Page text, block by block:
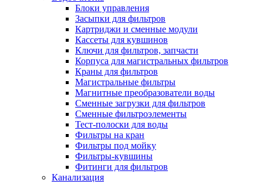
Полезные статьи
Новости и Акции
Оплата и доставка
Сервис-центр
Блоки управления
Засыпки для фильтров
Картриджи и сменные модули
Кассеты для кувшинов
Ключи для фильтров, запчасти
Корпуса для магистральных фильтров
Краны для фильтров
Магистральные фильтры
Магнитные преобразователи воды
Сменные загрузки для фильтров
Сменные фильтроэлементы
Тест-полоски для воды
Фильтры на кран
Фильтры под мойку
Фильтры-кувшины
Фитинги для фильтров
Канализация